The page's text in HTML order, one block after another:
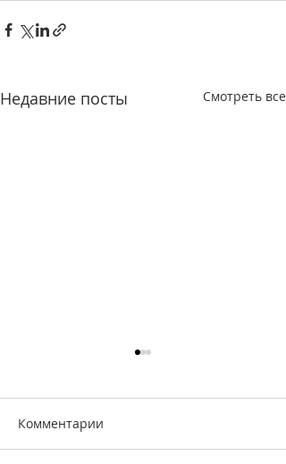
Недавние посты Смотреть все
Комментарии